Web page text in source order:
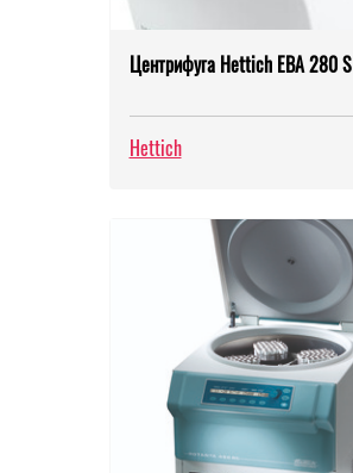
Центрифуга Hettich ЕВА 280 S
Hettich